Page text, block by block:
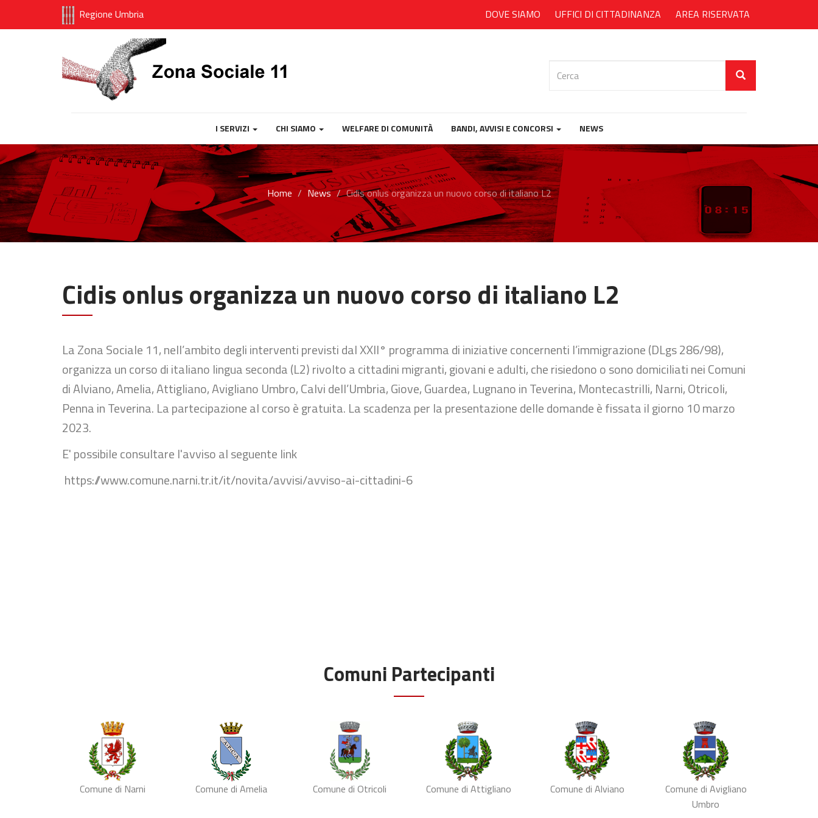
Regione Umbria DOVE SIAMO UFFICI DI CITTADINANZA AREA RISERVATA
Cerca
I SERVIZI CHI SIAMO WELFARE DI COMUNITÀ BANDI, AVVISI E CONCORSI NEWS
Home News Cidis onlus organizza un nuovo corso di italiano L2
Cidis onlus organizza un nuovo corso di italiano L2
La Zona Sociale 11, nell’ambito degli interventi previsti dal XXII° programma di iniziative concernenti l’immigrazione (DLgs 286/98),
organizza un corso di italiano lingua seconda (L2) rivolto a cittadini migranti, giovani e adulti, che risiedono o sono domiciliati nei Comuni
di Alviano, Amelia, Attigliano, Avigliano Umbro, Calvi dell’Umbria, Giove, Guardea, Lugnano in Teverina, Montecastrilli, Narni, Otricoli,
Penna in Teverina. La partecipazione al corso è gratuita. La scadenza per la presentazione delle domande è fissata il giorno 10 marzo
2023.
E' possibile consultare l'avviso al seguente link
https://www.comune.narni.tr.it/it/novita/avvisi/avviso-ai-cittadini-6
Comuni Partecipanti
Comune di Narni Comune di Amelia Comune di Otricoli Comune di Attigliano Comune di Alviano
Comune di Avigliano
Umbro